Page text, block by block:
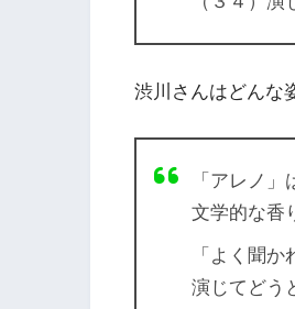
渋川さんはどんな
「アレノ
文学的な香
「よく聞
演じてどう